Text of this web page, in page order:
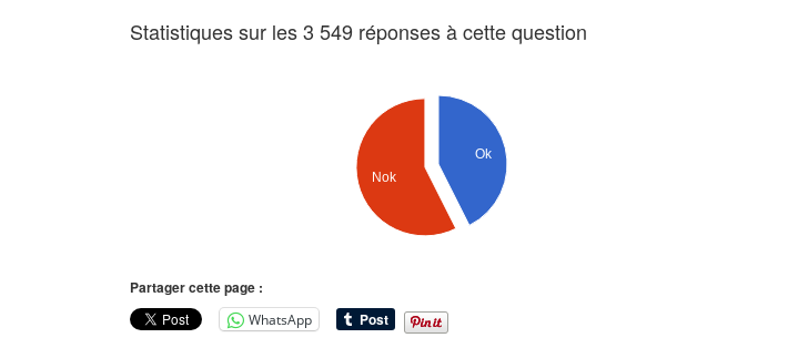
Statistiques sur les 3 549 réponses à cette question
Ok
Nok
Partager cette page :
WhatsApp